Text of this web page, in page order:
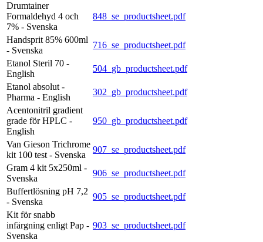
Drumtainer
Formaldehyd 4 och
7% - Svenska
848_se_productsheet.pdf
Handsprit 85% 600ml
- Svenska
716_se_productsheet.pdf
Etanol Steril 70 -
English
504_gb_productsheet.pdf
Etanol absolut -
Pharma - English
302_gb_productsheet.pdf
Acentonitril gradient
grade för HPLC -
English
950_gb_productsheet.pdf
Van Gieson Trichrome
kit 100 test - Svenska
907_se_productsheet.pdf
Gram 4 kit 5x250ml -
Svenska
906_se_productsheet.pdf
Buffertlösning pH 7,2
- Svenska
905_se_productsheet.pdf
Kit för snabb
infärgning enligt Pap -
Svenska
903_se_productsheet.pdf